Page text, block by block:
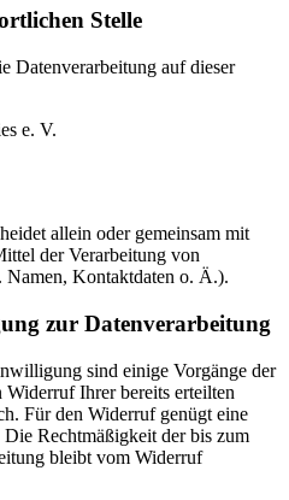
Stelle
Datenverarbeitung auf dieser
e. V.
allein oder gemeinsam mit
der Verarbeitung von
Namen, Kontaktdaten o. Ä.).
zur Datenverarbeitung
sind einige Vorgänge der
Ihrer bereits erteilten
Für den Widerruf genügt eine
Rechtmäßigkeit der bis zum
bleibt vom Widerruf